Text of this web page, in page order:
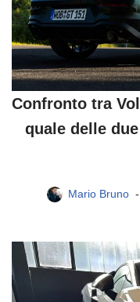
Confronto tra
quale delle
Mario Bruno